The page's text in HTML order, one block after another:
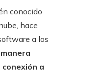
conocido
hace
a los
a